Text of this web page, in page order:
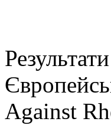
Against